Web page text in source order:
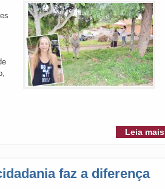
Leia mais
faz a diferença